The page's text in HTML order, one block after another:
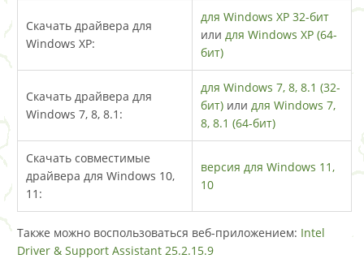
Скачать драйвера для
Windows XP:
для Windows XP 32-бит
или для Windows XP (64-
бит)
Скачать драйвера для
Windows 7, 8, 8.1:
для Windows 7, 8, 8.1 (32-
бит) или для Windows 7,
8, 8.1 (64-бит)
Скачать совместимые
драйвера для Windows 10,
11:
версия для Windows 11,
10
Также можно воспользоваться веб-приложением: Intel
Driver & Support Assistant 25.2.15.9